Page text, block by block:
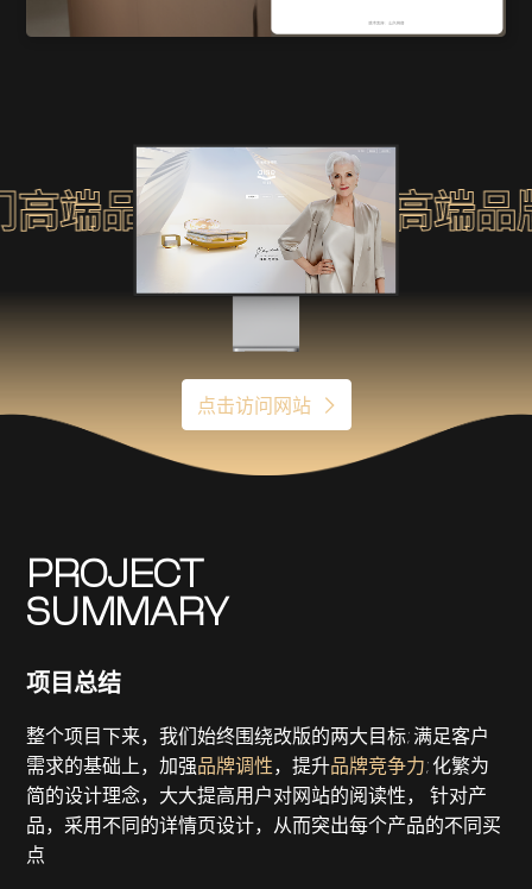
品牌网站喜临门高端品牌
点击访问网站
PROJECT
SUMMARY
项目总结
整个项目下来，我们始终围绕改版的两大目标; 满足客户
需求的基础上，加强品牌调性，提升品牌竞争力; 化繁为
简的设计理念，大大提高用户对网站的阅读性， 针对产
品，采用不同的详情页设计，从而突出每个产品的不同买
点